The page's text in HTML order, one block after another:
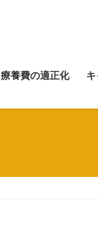
療養費の適正化